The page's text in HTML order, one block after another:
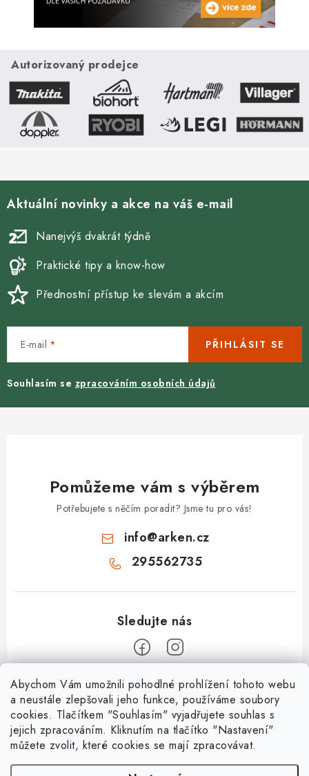
Abychom Vám umožnili pohodlné prohlížení tohoto webu
a neustále zlepšovali jeho funkce, používáme soubory
cookies. Tlačítkem "Souhlasím" vyjadřujete souhlas s
jejich zpracováním. Kliknutím na tlačítko "Nastavení"
můžete zvolit, které cookies se mají zpracovávat.
Autorizovaný prodejce
Aktuální novinky a akce na váš e-mail
Nanejvýš dvakrát týdně
Praktické tipy a know-how
Přednostní přístup ke slevám a akcím
E-mail
Souhlasím se zpracováním osobních údajů
PŘIHLÁSIT SE
Pomůžeme vám s výběrem
Potřebujete s něčím poradit? Jsme tu pro vás!
info@arken.cz
295562735
O Arken
O nás
Vše o nákupu